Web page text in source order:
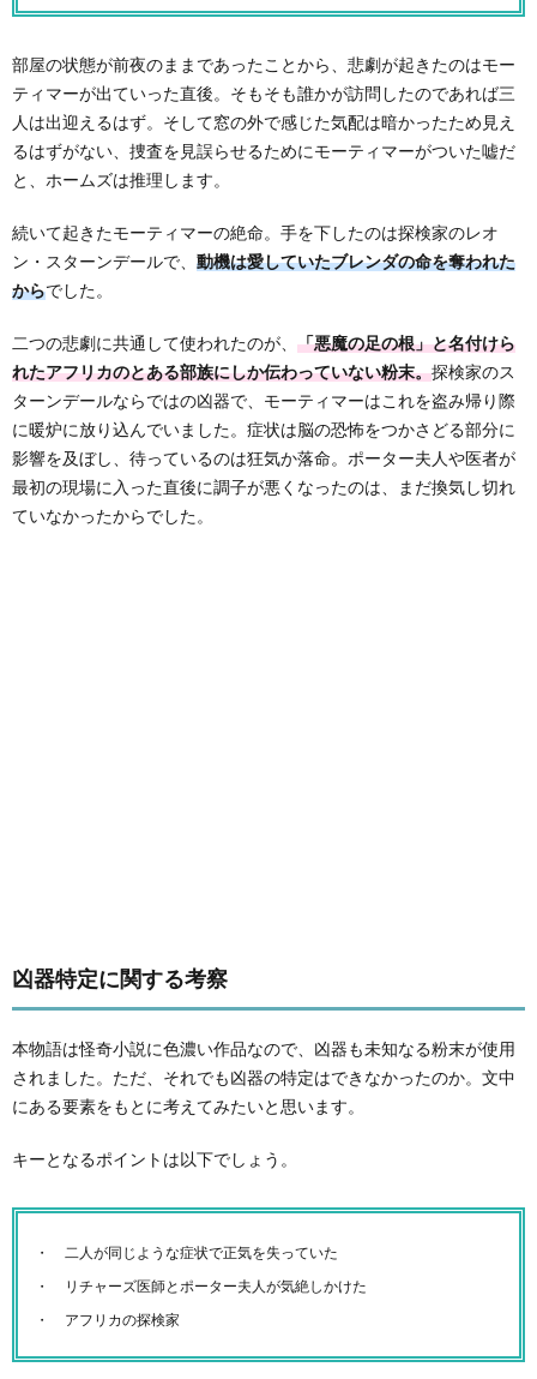
部屋の状態が前夜のままであったことから、悲劇が起きたのはモー
ティマーが出ていった直後。そもそも誰かが訪問したのであれば三
人は出迎えるはず。そして窓の外で感じた気配は暗かったため見え
るはずがない、捜査を見誤らせるためにモーティマーがついた嘘だ
と、ホームズは推理します。
続いて起きたモーティマーの絶命。手を下したのは探検家のレオ
ン・スターンデールで、 動機は愛していたブレンダの命を奪われた
からでした。
二つの悲劇に共通して使われたのが、 「悪魔の足の根」と名付けら
れたアフリカのとある部族にしか伝わっていない粉末。探検家のス
ターンデールならではの凶器で、モーティマーはこれを盗み帰り際
に暖炉に放り込んでいました。症状は脳の恐怖をつかさどる部分に
影響を及ぼし、待っているのは狂気か落命。ポーター夫人や医者が
最初の現場に入った直後に調子が悪くなったのは、まだ換気し切れ
ていなかったからでした。
凶器特定に関する考察
本物語は怪奇小説に色濃い作品なので、凶器も未知なる粉末が使用
されました。ただ、それでも凶器の特定はできなかったのか。文中
にある要素をもとに考えてみたいと思います。
キーとなるポイントは以下でしょう。
二人が同じような症状で正気を失っていた
リチャーズ医師とポーター夫人が気絶しかけた
アフリカの探検家